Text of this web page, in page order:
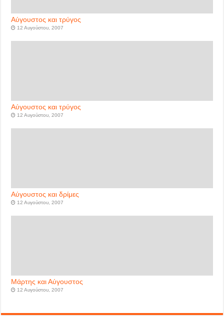
Αύγουστος και τρύγος
12 Αυγούστου, 2007
Αύγουστος και τρύγος
12 Αυγούστου, 2007
Αύγουστος και δρίμες
12 Αυγούστου, 2007
Μάρτης και Αύγουστος
12 Αυγούστου, 2007